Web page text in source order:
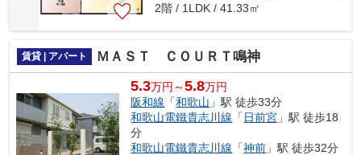
2階 / 1LDK / 41.33㎡
賃貸 | アパート ＭＡＳＴ ＣＯＵＲＴ鳴神
5.3万円～5.8万円
阪和線 「和歌山 」駅 徒歩33分
和歌山電鐵貴志川線 「 日前宮 」駅 徒歩18
分
和歌山電鐵貴志川線 「神前 」駅 徒歩32分